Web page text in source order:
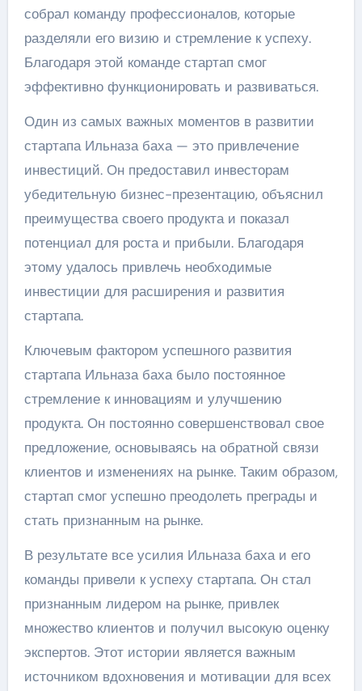
собрал команду профессионалов, которые
разделяли его визию и стремление к успеху.
Благодаря этой команде стартап смог
эффективно функционировать и развиваться.
Один из самых важных моментов в развитии
стартапа Ильназа баха — это привлечение
инвестиций. Он предоставил инвесторам
убедительную бизнес-презентацию, объяснил
преимущества своего продукта и показал
потенциал для роста и прибыли. Благодаря
этому удалось привлечь необходимые
инвестиции для расширения и развития
стартапа.
Ключевым фактором успешного развития
стартапа Ильназа баха было постоянное
стремление к инновациям и улучшению
продукта. Он постоянно совершенствовал свое
предложение, основываясь на обратной связи
клиентов и изменениях на рынке. Таким образом,
стартап смог успешно преодолеть преграды и
стать признанным на рынке.
В результате все усилия Ильназа баха и его
команды привели к успеху стартапа. Он стал
признанным лидером на рынке, привлек
множество клиентов и получил высокую оценку
экспертов. Этот истории является важным
источником вдохновения и мотивации для всех